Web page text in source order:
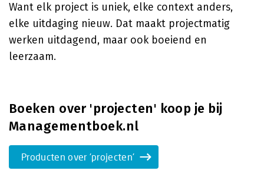
Want elk project is uniek, elke context anders,
elke uitdaging nieuw. Dat maakt projectmatig
werken uitdagend, maar ook boeiend en
leerzaam.
Boeken over 'projecten' koop je bij
Managementboek.nl
Producten over 'projecten'